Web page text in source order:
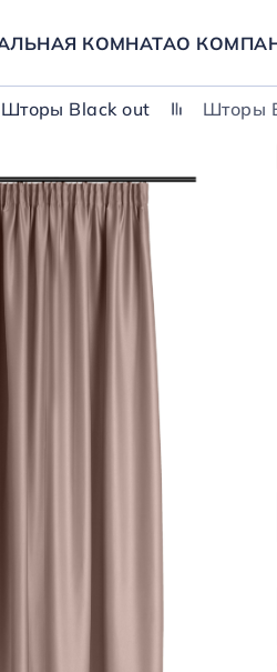
КОМНАТАО
Шторы Black out Шторы